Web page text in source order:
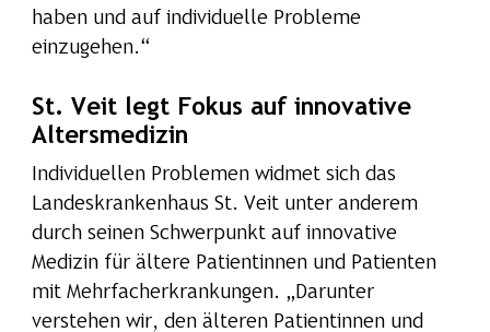
haben und auf individuelle Probleme
einzugehen.“
St. Veit legt Fokus auf innovative
Altersmedizin
Individuellen Problemen widmet sich das
Landeskrankenhaus St. Veit unter anderem
durch seinen Schwerpunkt auf innovative
Medizin für ältere Patientinnen und Patienten
mit Mehrfacherkrankungen. „Darunter
verstehen wir, den älteren Patientinnen und